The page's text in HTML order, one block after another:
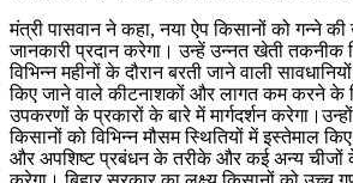
मंत्री पासवान ने कहा, नया ऐप किसानों को गन्ने
जानकारी प्रदान करेगा। उन्हें उन्नत खेती तकनीक
विभिन्न महीनों के दौरान बरती जाने वाली
किए जाने वाले कीटनाशकों और लागत कम करने के
उपकरणों के प्रकारों के बारे में मार्गदर्शन
किसानों को विभिन्न मौसम स्थितियों में इस्तेमाल
और अपशिष्ट प्रबंधन के तरीके और कई अन्य चीजों के